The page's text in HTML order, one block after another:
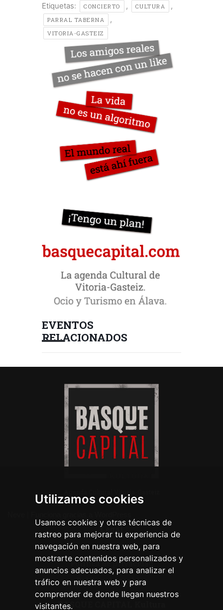
Utilizamos cookies
Usamos cookies y otras técnicas de
rastreo para mejorar tu experiencia de
navegación en nuestra web, para
mostrarte contenidos personalizados y
anuncios adecuados, para analizar el
tráfico en nuestra web y para
comprender de donde llegan nuestros
visitantes.
Etiquetas: CONCIERTO , CULTURA ,
PARRAL TABERNA ,
VITORIA-GASTEIZ
EVENTOS
RELACIONADOS
Legal
Aviso legal
Política de privacidad
Política de cookies
BASQUE CAPITAL Kultura